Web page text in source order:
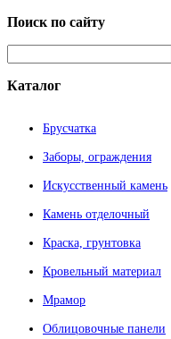
Поиск по сайту
Каталог
Брусчатка
Заборы, ограждения
Искусственный камень
Камень отделочный
Краска, грунтовка
Кровельный материал
Мрамор
Облицовочные панели